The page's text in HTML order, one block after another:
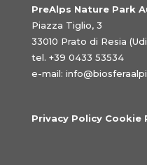
PreAlps Nature Park
Piazza Tiglio, 3
33010 Prato di Resia
tel. +39 0433 53534
e-mail:
Privacy Policy Cookie